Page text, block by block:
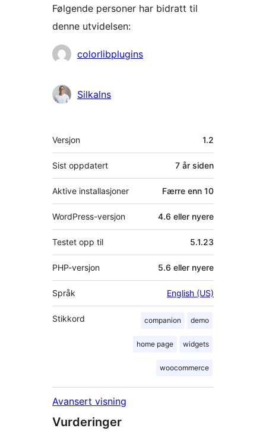
Følgende personer har bidratt til
denne utvidelsen:
Bidragsytere
colorlibplugins
Silkalns
Meta
Versjon 1.2
Sist oppdatert 7 år siden
Aktive installasjoner Færre enn 10
WordPress-versjon 4.6 eller nyere
Testet opp til 5.1.23
PHP-versjon 5.6 eller nyere
Språk English (US)
Stikkord companion demo
home page widgets
woocommerce
Avansert visning
Vurderinger